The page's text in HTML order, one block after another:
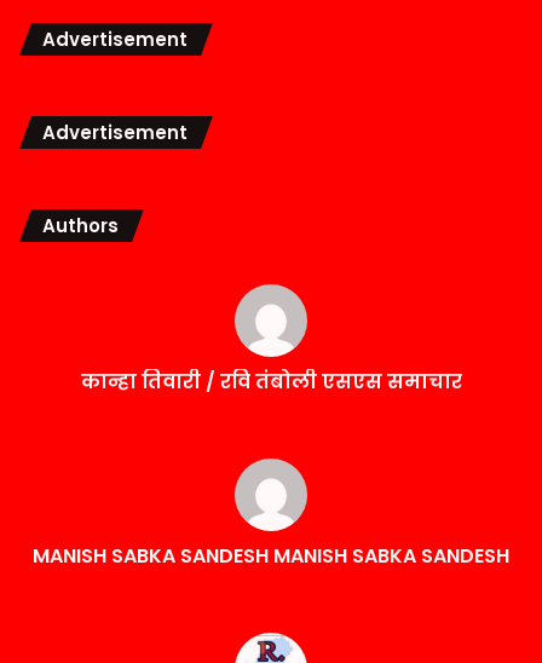
Advertisement
Advertisement
Authors
कान्हा तिवारी / रवि तंबोली एसएस समाचार
MANISH SABKA SANDESH MANISH SABKA SANDESH